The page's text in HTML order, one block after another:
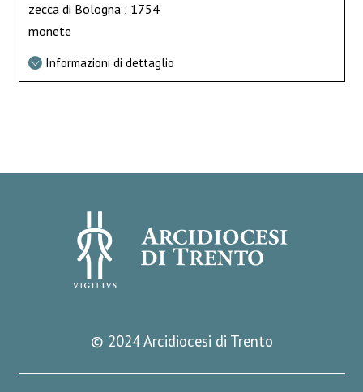
zecca di Bologna ; 1754
monete
Informazioni di dettaglio
© 2024 Arcidiocesi di Trento